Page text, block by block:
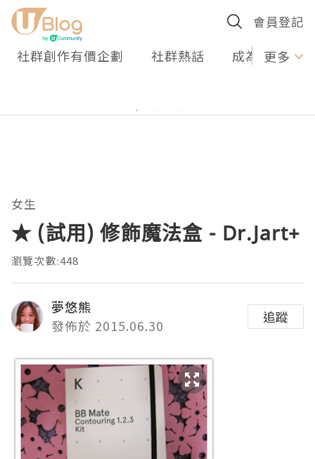
會員登記
社群創作有價企劃 社群熱話 成為U更多
女生
★ (試用) 修飾魔法盒 - Dr.Jart+
瀏覽次數:448
夢悠熊
發佈於 2015.06.30
追蹤